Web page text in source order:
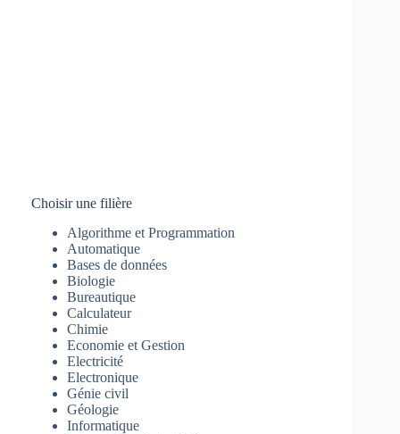
Choisir une filière
Algorithme et Programmation
Automatique
Bases de données
Biologie
Bureautique
Calculateur
Chimie
Economie et Gestion
Electricité
Electronique
Génie civil
Géologie
Informatique